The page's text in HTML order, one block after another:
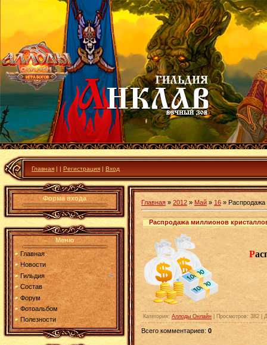
Главная | | Регистрация | Вход
Форма входа
Меню
Главная
Новости
Гильдия
Состав
Форум
Фотоальбом
Полезности
Главная » 2012 » Май » 16 » Распродажа
Распродажа миллионов
Р
Категория: Аллоды Онлайн Просмотров: 382 |
Всего комментариев: 0